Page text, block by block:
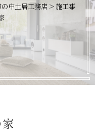
中土居工務店> 施工事